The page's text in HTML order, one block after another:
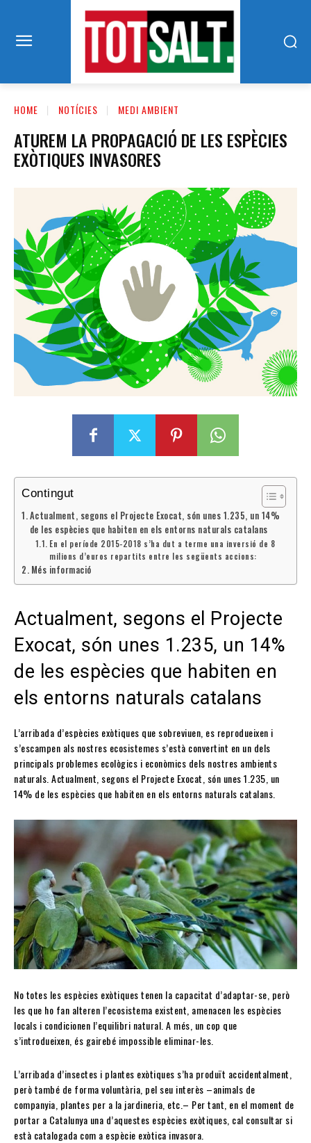
HOME NOTÍCIES MEDI AMBIENT
ATUREM LA PROPAGACIÓ DE LES ESPÈCIES
EXÒTIQUES INVASORES
Contingut
Actualment, segons el Projecte Exocat, són unes 1.235, un 14%
de les espècies que habiten en els entorns naturals catalans
En el període 2015-2018 s’ha dut a terme una inversió de 8
milions d’euros repartits entre les següents accions:
Més informació
Actualment, segons el Projecte
Exocat, són unes 1.235, un 14%
de les espècies que habiten en
els entorns naturals catalans
L’arribada d’espècies exòtiques que sobreviuen, es reprodueixen i
s’escampen als nostres ecosistemes s’està convertint en un dels
principals problemes ecològics i econòmics dels nostres ambients
naturals. Actualment, segons el Projecte Exocat, són unes 1.235, un
14% de les espècies que habiten en els entorns naturals catalans.
No totes les espècies exòtiques tenen la capacitat d’adaptar-se, però
les que ho fan alteren l’ecosistema existent, amenacen les espècies
locals i condicionen l’equilibri natural. A més, un cop que
s’introdueixen, és gairebé impossible eliminar-les.
L’arribada d’insectes i plantes exòtiques s’ha produït accidentalment,
però també de forma voluntària, pel seu interès –animals de
companyia, plantes per a la jardineria, etc.– Per tant, en el moment de
portar a Catalunya una d’aquestes espècies exòtiques, cal consultar si
està catalogada com a espècie exòtica invasora.